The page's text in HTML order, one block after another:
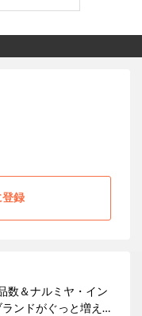
登録
数＆ナルミヤ・イン
ンドがぐっと増えま